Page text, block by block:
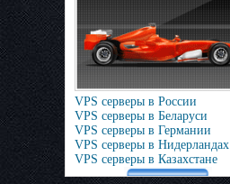
VPS серверы в России
VPS серверы в Беларуси
VPS серверы в Германии
VPS серверы в Нидерландах
VPS серверы в Казахстане